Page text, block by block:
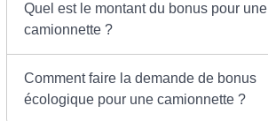
Quel est le montant du bonus pour une
camionnette ?
Comment faire la demande de bonus
écologique pour une camionnette ?